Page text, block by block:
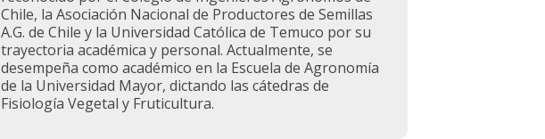
Chile, la Asociación Nacional de Productores de Semillas
A.G. de Chile y la Universidad Católica de Temuco por su
trayectoria académica y personal. Actualmente, se
desempeña como académico en la Escuela de Agronomía
de la Universidad Mayor, dictando las cátedras de
Fisiología Vegetal y Fruticultura.